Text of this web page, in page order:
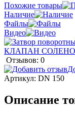
Похожие товары
Наличие
Файлы
Видео
Отзывов: 0
Артикул: DN 150
Описание